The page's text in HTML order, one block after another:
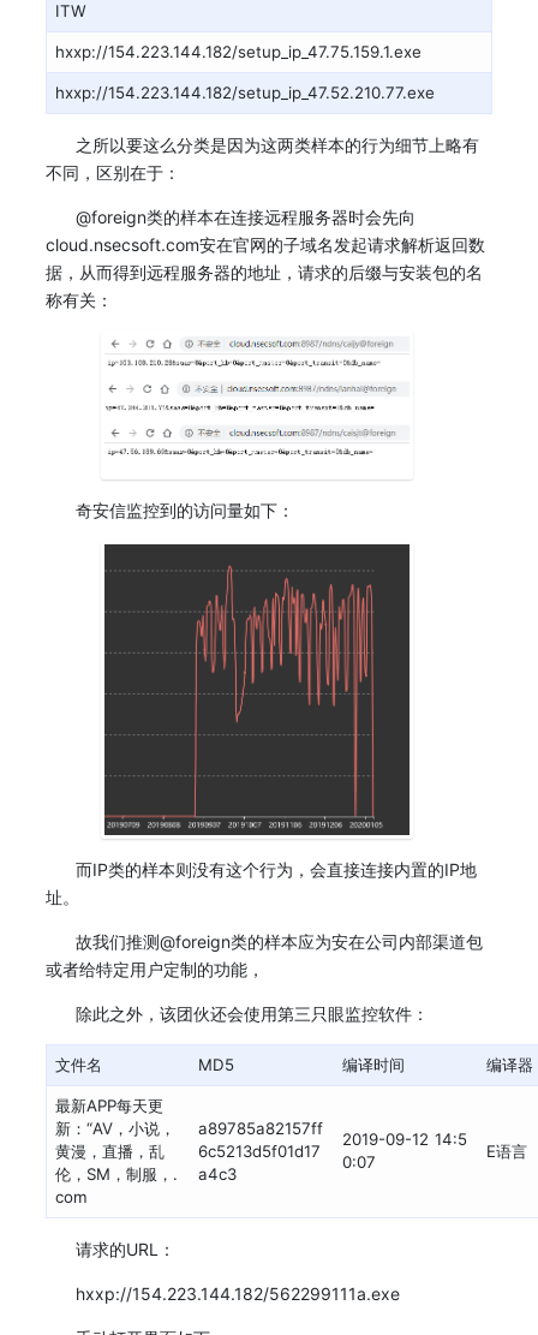
ITW
hxxp://154.223.144.182/setup_ip_47.75.159.1.exe
hxxp://154.223.144.182/setup_ip_47.52.210.77.exe
之所以要这么分类是因为这两类样本的行为细节上略有
不同，区别在于：
@foreign类的样本在连接远程服务器时会先向
cloud.nsecsoft.com安在官网的子域名发起请求解析返回数
据，从而得到远程服务器的地址，请求的后缀与安装包的名
称有关：
奇安信监控到的访问量如下：
而IP类的样本则没有这个行为，会直接连接内置的IP地
址。
故我们推测@foreign类的样本应为安在公司内部渠道包
或者给特定用户定制的功能，
除此之外，该团伙还会使用第三只眼监控软件：
文件名 MD5 编译时间 编译器
最新APP每天更
新：“AV，小说，
黄漫，直播，乱
伦，SM，制服，.
com
a89785a82157ff
6c5213d5f01d17
a4c3
2019-09-12 14:5
0:07
E语言
请求的URL：
hxxp://154.223.144.182/562299111a.exe